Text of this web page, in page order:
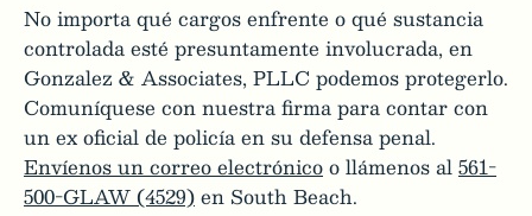
No importa qué cargos enfrente o qué sustancia
controlada esté presuntamente involucrada, en
Gonzalez & Associates, PLLC podemos protegerlo.
Comuníquese con nuestra firma para contar con
un ex oficial de policía en su defensa penal.
Envíenos un correo electrónicoo llámenos al561-
500-GLAW (4529)en South Beach.